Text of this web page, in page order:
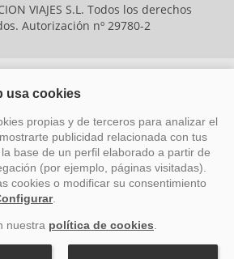
VIAJES S.L. Todos los derechos
Autorización nº 29780-2
beneficiaria del Fondo Europeo de Desarrollo
es mejorar la competitividad de las pymes
la innovación, el desarrollo tecnológico, la
uso seguro y fiable del ciberespacio. Gracias a
ha puesto en marcha un Plan de Acción
la ciberseguridad. Para ello, ha contado con el
Pyme Innova y Pyme Cibersegura de la Cámara